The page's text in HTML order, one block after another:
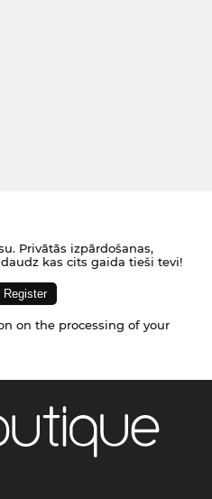
Privātās izpārdošanas,
kas cits gaida tieši tevi!
on the processing of your